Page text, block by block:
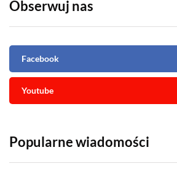
Obserwuj nas
Facebook
Youtube
Popularne wiadomości